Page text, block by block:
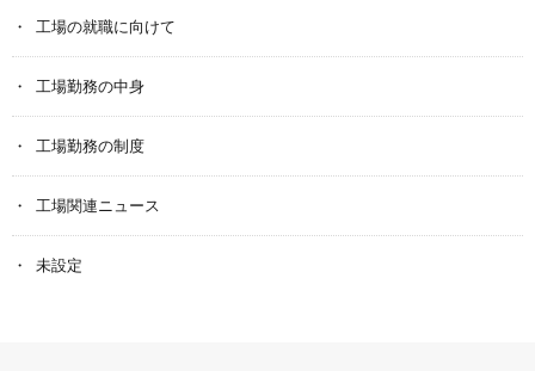
工場の就職に向けて
工場勤務の中身
工場勤務の制度
工場関連ニュース
未設定